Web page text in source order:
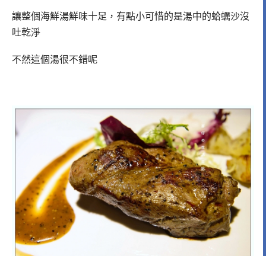
讓整個海鮮湯鮮味十足，有點小可惜的是湯中的蛤蠣沙沒
吐乾淨
不然這個湯很不錯呢